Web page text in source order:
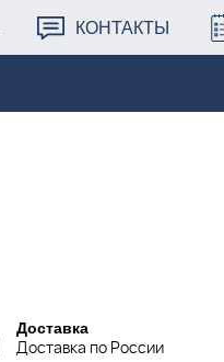
КОНТАКТЫ
Доставка
Доставка по России